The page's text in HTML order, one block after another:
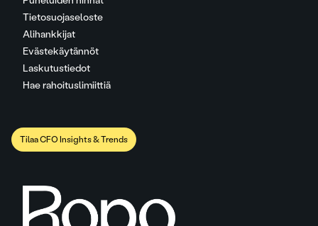
Tietosuojaseloste
Alihankkijat
Evästekäytännöt
Laskutustiedot
Hae rahoituslimiittiä
Tilaa CFO Insights & Trends